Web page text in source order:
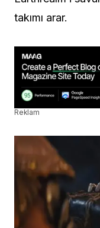
takımı arar.
Reklam